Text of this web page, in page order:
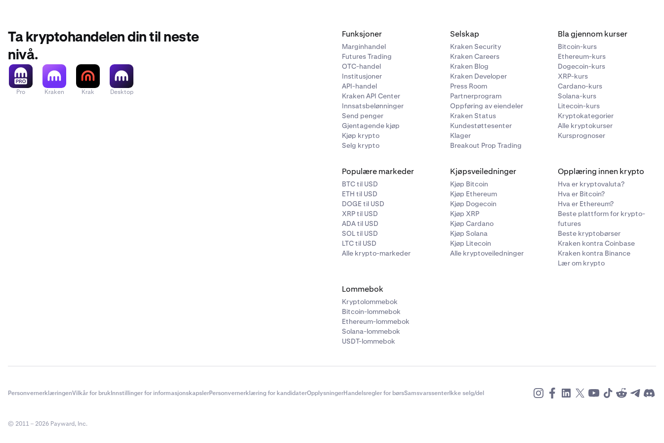
Ta kryptohandelen din til neste
nivå.
Pro Kraken Krak Desktop
Funksjoner
Marginhandel
Futures Trading
OTC-handel
Institusjoner
API-handel
Kraken API Center
Innsatsbelønninger
Send penger
Gjentagende kjøp
Kjøp krypto
Selg krypto
Selskap
Kraken Security
Kraken Careers
Kraken Blog
Kraken Developer
Press Room
Partnerprogram
Oppføring av eiendeler
Kraken Status
Kundestøttesenter
Klager
Breakout Prop Trading
Bla gjennom kurser
Bitcoin-kurs
Ethereum-kurs
Dogecoin-kurs
XRP-kurs
Cardano-kurs
Solana-kurs
Litecoin-kurs
Kryptokategorier
Alle kryptokurser
Kursprognoser
Populære markeder
BTC til USD
ETH til USD
DOGE til USD
XRP til USD
ADA til USD
SOL til USD
LTC til USD
Alle krypto-markeder
Kjøpsveiledninger
Kjøp Bitcoin
Kjøp Ethereum
Kjøp Dogecoin
Kjøp XRP
Kjøp Cardano
Kjøp Solana
Kjøp Litecoin
Alle kryptoveiledninger
Opplæring innen krypto
Hva er kryptovaluta?
Hva er Bitcoin?
Hva er Ethereum?
Beste plattform for krypto-
futures
Beste kryptobørser
Kraken kontra Coinbase
Kraken kontra Binance
Lær om krypto
Lommebok
Kryptolommebok
Bitcoin-lommebok
Ethereum-lommebok
Solana-lommebok
USDT-lommebok
PersonvernerklæringenVilkår for brukInnstillinger for informasjonskapslerPersonvernerklæring for kandidaterOpplysningerHandelsregler for børsSamsvarssenterIkke selg/del
© 2011 – 2026 Payward, Inc.